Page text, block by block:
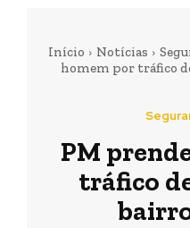
Início Notícias
homem por tráfico
PM
tráfico